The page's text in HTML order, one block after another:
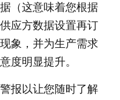
（这意味着您根据
应方数据设置再订
象，并为生产需求
度明显提升。
报以让您随时了解